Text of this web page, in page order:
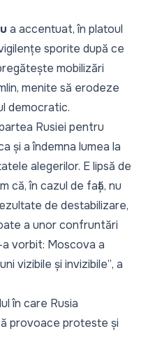
a accentuat, în platoul
sporite după ce
mobilizări
menite să erodeze
democratic.
Rusiei pentru
și a îndemna lumea la
alegerilor. E lipsă de
că, în cazul de față, nu
de destabilizare,
a unor confruntări
vorbit: Moscova a
vizibile și invizibile”, a
în care Rusia
provoace proteste și